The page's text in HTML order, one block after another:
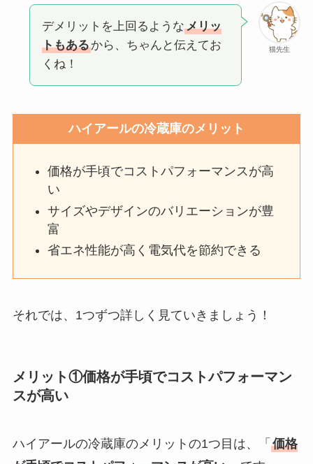
猫先生
デメリットを上回るようなメリッ
トもあるから、ちゃんと伝えてお
くね！
ハイアールの冷蔵庫のメリット
価格が手頃でコストパフォーマンスが高
い
サイズやデザインのバリエーションが豊
富
省エネ性能が高く電気代を節約できる
それでは、1つずつ詳しく見ていきましょう！
メリット①価格が手頃でコストパフォーマン
スが高い
ハイアールの冷蔵庫のメリットの1つ目は、「 価格